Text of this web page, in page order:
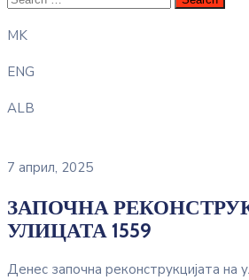
MK
ENG
ALB
7 април, 2025
ЗАПОЧНА
УЛИЦАТА 1559
Денес започна реконструкцијата на